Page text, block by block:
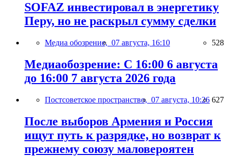
SOFAZ инвестировал в энергетику
Перу, но не раскрыл сумму сделки
Медиа обозрение, 07 августа, 16:10 528
Медиаобозрение: С 16:00 6 августа
до 16:00 7 августа 2026 года
Постсоветское пространство, 07 августа, 10:26 627
После выборов Армения и Россия
ищут путь к разрядке, но возврат к
прежнему союзу маловероятен